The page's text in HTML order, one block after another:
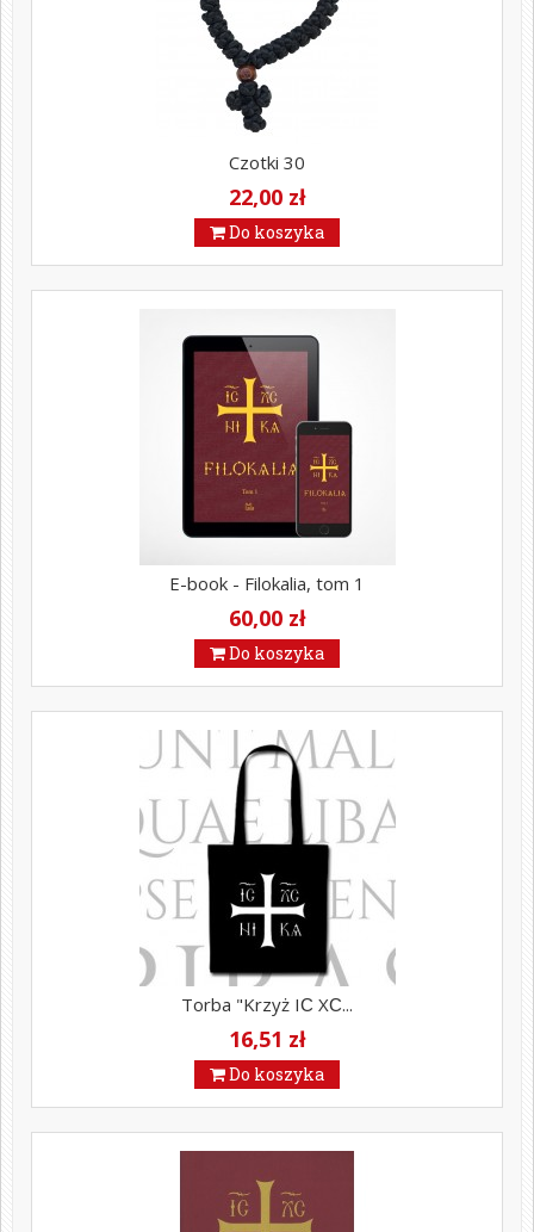
Czotki 30
22,00 zł
Do koszyka
E-book - Filokalia, tom 1
60,00 zł
Do koszyka
Torba "Krzyż ΙϹ ΧϹ...
16,51 zł
Do koszyka